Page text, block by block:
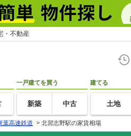
・不動産
一戸建てを買う
新築 中古
建てる
土地
葉高速鉄道 > 北習志野駅の家賃相場